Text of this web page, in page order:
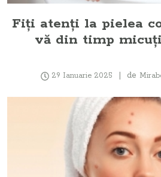
Fiți atenți la pielea
vă din timp
29 Ianuarie 2025 de